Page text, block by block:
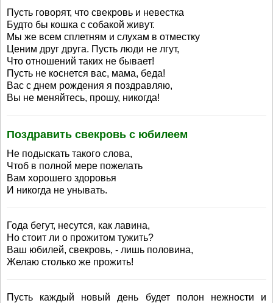
Пусть говорят, что свекровь и невестка
Будто бы кошка с собакой живут.
Мы же всем сплетням и слухам в отместку
Ценим друг друга. Пусть люди не лгут,
Что отношений таких не бывает!
Пусть не коснется вас, мама, беда!
Вас с днем рождения я поздравляю,
Вы не меняйтесь, прошу, никогда!
Поздравить свекровь с юбилеем
Не подыскать такого слова,
Чтоб в полной мере пожелать
Вам хорошего здоровья
И никогда не унывать.
Года бегут, несутся, как лавина,
Но стоит ли о прожитом тужить?
Ваш юбилей, свекровь, - лишь половина,
Желаю столько же прожить!
Пусть каждый новый день будет полон нежности и